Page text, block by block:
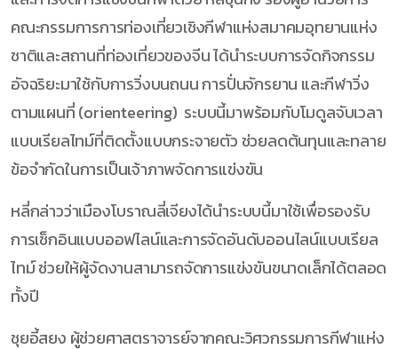
คณะกรรมการการท่องเที่ยวเชิงกีฬาแห่งสมาคมอุทยานแห่ง
ชาติและสถานที่ท่องเที่ยวของจีน ได้นำระบบการจัดกิจกรรม
อัจฉริยะมาใช้กับการวิ่งบนถนน การปั่นจักรยาน และกีฬาวิ่ง
ตามแผนที่ (orienteering) ระบบนี้มาพร้อมกับโมดูลจับเวลา
แบบเรียลไทม์ที่ติดตั้งแบบกระจายตัว ช่วยลดต้นทุนและทลาย
ข้อจำกัดในการเป็นเจ้าภาพจัดการแข่งขัน
หลี่กล่าวว่าเมืองโบราณลี่เจียงได้นำระบบนี้มาใช้เพื่อรองรับ
การเช็กอินแบบออฟไลน์และการจัดอันดับออนไลน์แบบเรียล
ไทม์ ช่วยให้ผู้จัดงานสามารถจัดการแข่งขันขนาดเล็กได้ตลอด
ทั้งปี
ชุยอี้สยง ผู้ช่วยศาสตราจารย์จากคณะวิศวกรรมการกีฬาแห่ง